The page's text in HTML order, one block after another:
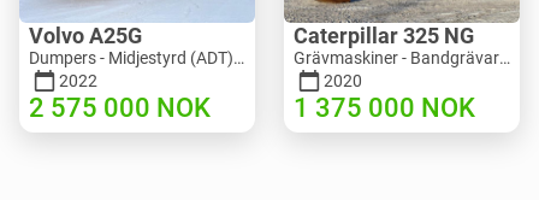
Volvo A25G
Dumpers - Midjestyrd (ADT) | M453-2338 | RGTR25122
2022
2 575 000 NOK
Caterpillar 325 NG
Grävmaskiner - Bandgrävare | M811-5335 | RGTR25093
2020
1 375 000 NOK